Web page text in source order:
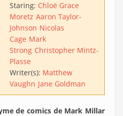
Staring: Chloë Grace
Moretz Aaron Taylor-
Johnson Nicolas
Cage Mark
Strong Christopher Mintz-
Plasse
Writer(s): Matthew
Vaughn Jane Goldman
de comics de Mark Millar